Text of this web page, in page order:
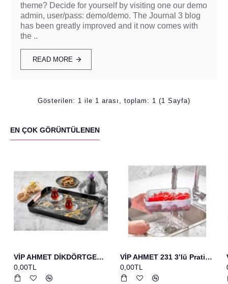
theme? Decide for yourself by visiting one our demo
admin, user/pass: demo/demo. The Journal 3 blog
has been greatly improved and it now comes with
the ..
READ MORE
Gösterilen: 1 ile 1 arası, toplam: 1 (1 Sayfa)
EN ÇOK GÖRÜNTÜLENEN
VİP AHMET DİKDÖRTGEN BASKILI TEPSİ SİYAH
0,00TL
VİP AHMET 231 3’lü Pratik Set Bakır Yumurta Fırcası+spatula+çırpıcı
0,00TL